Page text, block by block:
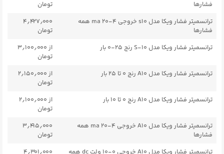
فشارها
تومان
ترانسمیتر فشار ویکا مدل s10 خروجی ۴-۲۰ ma همه
فشارها
۴٫۴۲۷٫۰۰۰
تومان
ترانسمیتر فشار ویکا مدل S-۱۰ رنج ۲۵-۰ بار
از ۳٫۱۰۰٫۰۰۰
تومان
ترانسمیتر فشار ویکا مدل A10 رنج ۰ تا ۲۵ بار
از ۲٫۱۵۰٫۰۰۰
تومان
ترانسمیتر فشار ویکا مدل A10 رنج ۰ تا ۱۰ بار
از ۲٫۱۰۰٫۰۰۰
تومان
ترانسمیتر فشار ویکا مدل A10 خروجی ۴-۲۰ ma همه
فشارها
۳٫۴۱۵٫۰۰۰
تومان
ترانسمیتر فشار ویکا مدل A10 خروجی ۰-۱۰ ولت dc همه
۴٫۳۰۱٫۰۰۰